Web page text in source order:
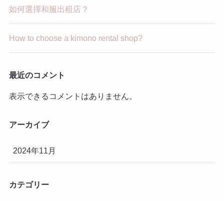
如何選擇和服出租店？
How to choose a kimono rental shop?
最近のコメント
表示できるコメントはありません。
アーカイブ
2024年11月
カテゴリー